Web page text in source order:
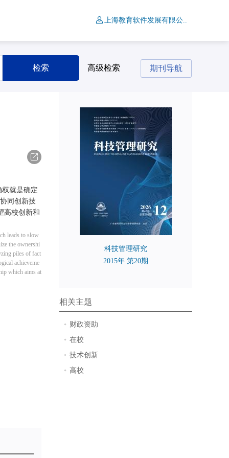
上海教育软件发展有限公..
检索 高级检索 期刊导航
就是确定
同创新技
高校创新和
leads to slow
the ownershi
piles of fact
achieveme
which aims at
科技管理研究
2015年 第20期
相关主题
财政资助
在校
技术创新
高校